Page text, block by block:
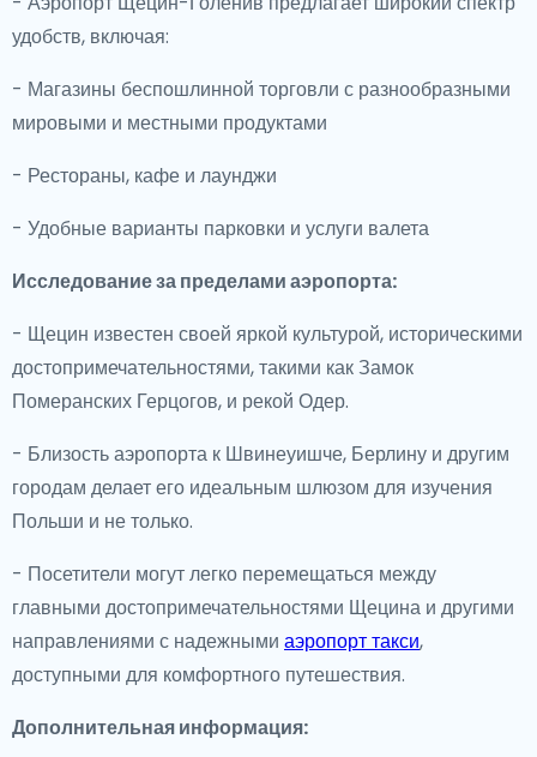
удобств, включая:
- Магазины беспошлинной торговли с разнообразными
мировыми и местными продуктами
- Рестораны, кафе и лаунджи
- Удобные варианты парковки и услуги валета
Исследование за пределами аэропорта:
- Щецин известен своей яркой культурой, историческими
достопримечательностями, такими как Замок
Померанских Герцогов, и рекой Одер.
- Близость аэропорта к Швинеуишче, Берлину и другим
городам делает его идеальным шлюзом для изучения
Польши и не только.
- Посетители могут легко перемещаться между
главными достопримечательностями Щецина и другими
направлениями с надежными аэропорт такси,
доступными для комфортного путешествия.
Дополнительная информация: